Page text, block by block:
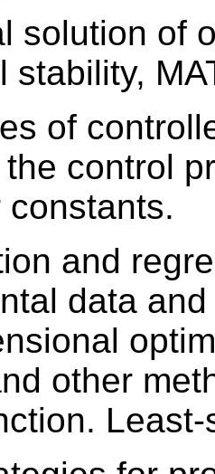
solution of
stability,
of
control
and
data
other